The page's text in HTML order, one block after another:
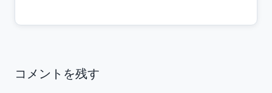
コメントを残す